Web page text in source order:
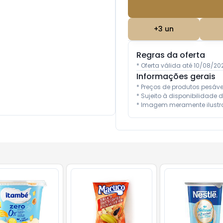
+3 un
Regras da oferta
* Oferta válida até 10/08/
Informações gerais
* Preços de produtos
* Sujeito à disponibilidade
* Imagem meramente